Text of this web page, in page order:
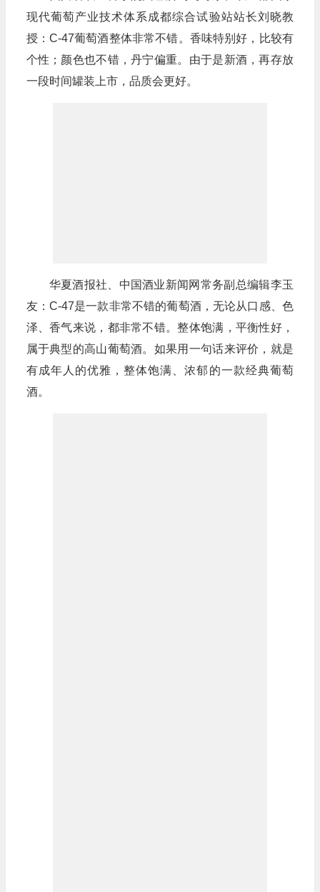
现代葡萄产业技术体系成都综合试验站站长刘晓教
授：C-47葡萄酒整体非常不错。香味特别好，比较有
个性；颜色也不错，丹宁偏重。由于是新酒，再存放
一段时间罐装上市，品质会更好。
华夏酒报社、中国酒业新闻网常务副总编辑李玉
友：C-47是一款非常不错的葡萄酒，无论从口感、色
泽、香气来说，都非常不错。整体饱满，平衡性好，
属于典型的高山葡萄酒。如果用一句话来评价，就是
有成年人的优雅，整体饱满、浓郁的一款经典葡萄
酒。